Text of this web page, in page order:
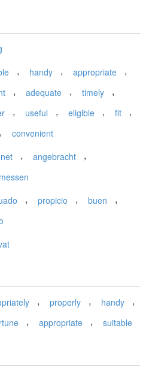
, handy , appropriate ,
, adequate , timely ,
, useful , eligible , fit ,
, convenient
, angebracht ,
, propicio , buen ,
, properly , handy ,
, appropriate , suitable